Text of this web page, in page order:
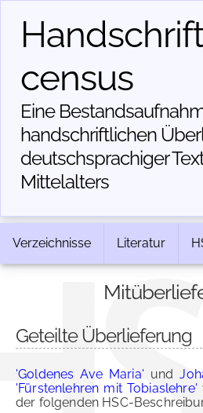
census
Eine
handschriftlichen
deutschsprachiger
Mittelalters
Verzeichnisse Literatur
Geteilte Überlieferung
'Goldenes Ave Maria' und
'Fürstenlehren mit Tobiaslehre'
der folgenden HSC-